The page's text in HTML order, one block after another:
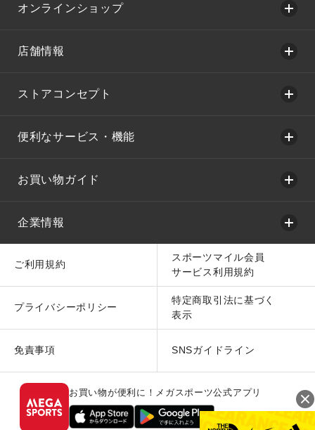
オンラインショップ
店舗情報
ストアコンセプト
便利なサービス・機能
お買い物ガイド
企業情報
ご利用規約
スポーツマイル会員
サービス利用規約
プライバシーポリシー
特定商取引法に基づく
表示
免責事項 SNSガイドライン
お買い物が便利に！メガスポーツ公式アプリ